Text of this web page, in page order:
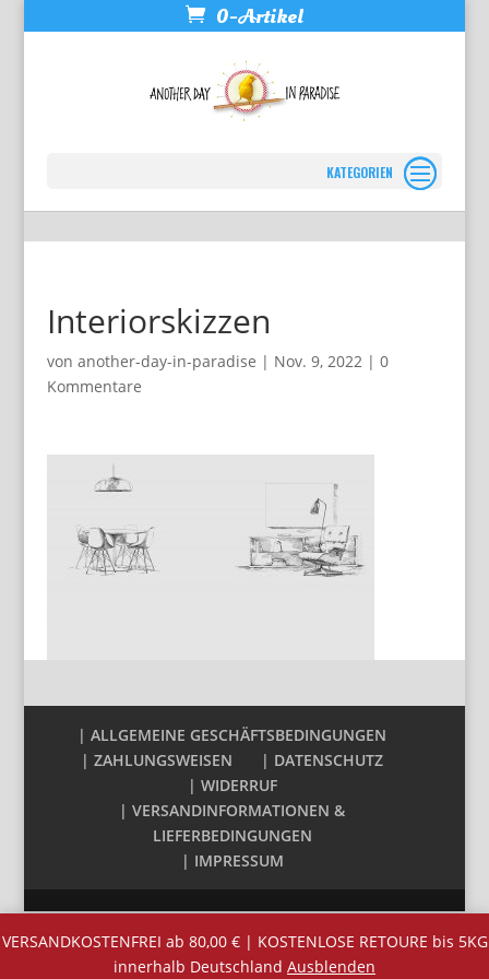
0-Artikel
Interiorskizzen
von another-day-in-paradise | Nov. 9, 2022| 0
Kommentare
| ALLGEMEINE GESCHÄFTSBEDINGUNGEN
| ZAHLUNGSWEISEN
| DATENSCHUTZ
| WIDERRUF
| VERSANDINFORMATIONEN &
LIEFERBEDINGUNGEN
| IMPRESSUM
VERSANDKOSTENFREI ab 80,00 € | KOSTENLOSE RETOURE bis 5KG
innerhalb Deutschland Ausblenden